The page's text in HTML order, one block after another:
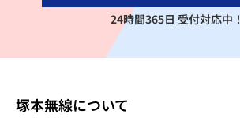
24時間365日 受付対応中！
塚本無線について